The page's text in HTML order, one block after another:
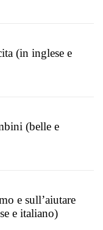
(in inglese e
(belle e
e sull’aiutare
e italiano)